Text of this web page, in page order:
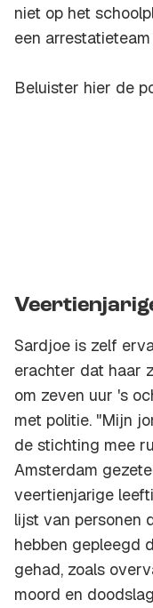
niet op het
een
Beluister hier de
Sardjoe is zelf
erachter dat haar
om zeven uur 's
met politie. "Mijn
de stichting mee
Amsterdam
veertienjarige
lijst van personen
hebben gepleegd
gehad, zoals
moord en